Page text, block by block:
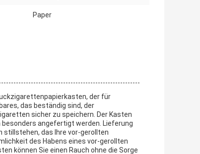
Paper
der für
das beständig sind, der
sicher zu speichern. Der Kasten
besonders angefertigt werden. Lieferung
stillstehen, das Ihre vor-gerollten
des Habens eines vor-gerollten
können Sie einen Rauch ohne die Sorge